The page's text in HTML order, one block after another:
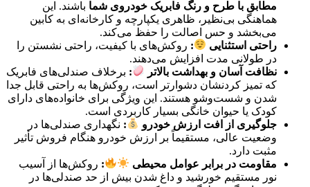
مطابق با طرح و رنگ فابریک خودروی شما باشند. این
هماهنگی بی‌نظیر، ظاهری یکپارچه و کارخانه‌ای به کابین
می‌بخشد و حس اصالت را حفظ می‌کند.
راحتی استثنایی
: روکش‌های با کیفیت، راحتی نشستن را
در طولانی مدت افزایش می‌دهند.
نظافت آسان و بهداشت بالاتر
: برخلاف صندلی‌های فابریک
که تمیز کردنشان دشوارتر است، روکش‌ها به راحتی قابل جدا
شدن و شست‌وشو هستند. این ویژگی برای خانواده‌های دارای
کودک یا حیوان خانگی بسیار کاربردی است.
جلوگیری از افت ارزش خودرو
: نگهداری صندلی‌ها در
وضعیت عالی، مستقیماً بر ارزش خودرو هنگام فروش تأثیر
مثبت دارد.
مقاومت در برابر عوامل محیطی
: روکش‌ها از آسیب
نور مستقیم خورشید و داغ شدن بیش از حد صندلی‌ها در